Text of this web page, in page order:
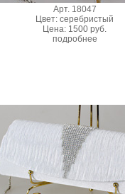
Арт. 18047
Цвет: серебристый
Цена: 1500 руб.
подробнее